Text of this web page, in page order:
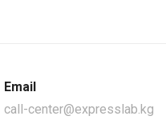
Email
call-center@expresslab.kg